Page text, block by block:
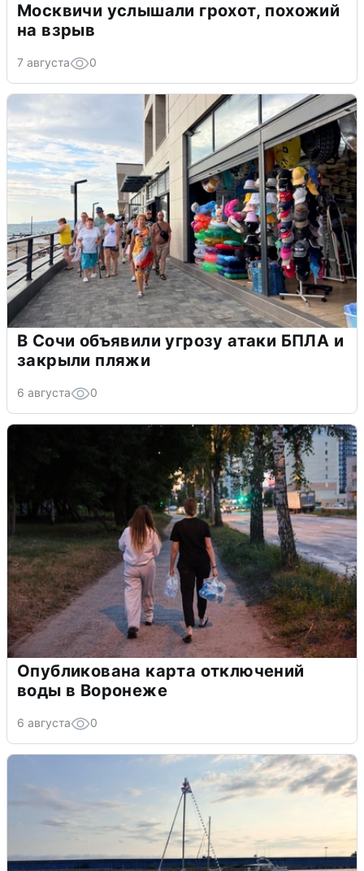
Москвичи услышали грохот, похожий
на взрыв
7 августа 0
В Сочи объявили угрозу атаки БПЛА и
закрыли пляжи
6 августа 0
Опубликована карта отключений
воды в Воронеже
6 августа 0